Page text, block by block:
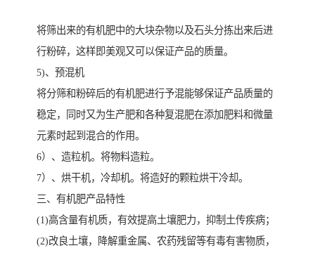
将筛出来的有机肥中的大块杂物以及石头分拣出来后进
行粉碎，这样即美观又可以保证产品的质量。
5)、预混机
将分筛和粉碎后的有机肥进行予混能够保证产品质量的
稳定，同时又为生产肥和各种复混肥在添加肥料和微量
元素时起到混合的作用。
6）、造粒机。将物料造粒。
7）、烘干机，冷却机。将造好的颗粒烘干冷却。
三、有机肥产品特性
(1)高含量有机质，有效提高土壤肥力，抑制土传疾病；
(2)改良土壤，降解重金属、农药残留等有毒有害物质，